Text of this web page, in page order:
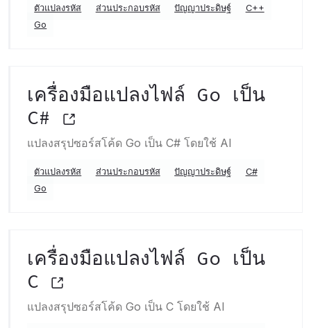
ตัวแปลงรหัส ส่วนประกอบรหัส ปัญญาประดิษฐ์
C++
Go
เครื่องมือแปลงไฟล์ Go เป็น
C#
แปลงสรุปซอร์สโค้ด Go เป็น C# โดยใช้ AI
ตัวแปลงรหัส ส่วนประกอบรหัส ปัญญาประดิษฐ์
C#
Go
เครื่องมือแปลงไฟล์ Go เป็น
C
แปลงสรุปซอร์สโค้ด Go เป็น C โดยใช้ AI